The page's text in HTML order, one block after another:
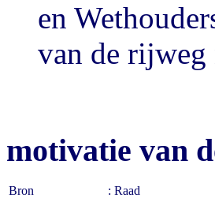
en
van de rijweg
motivatie van
Bron
: Raad